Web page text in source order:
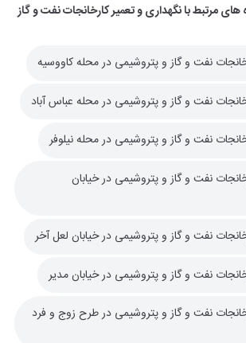
مرتبط با نگهداری و تعمیر کارخانجات نفت و گاز
نفت و گاز و پتروشیمی در محله کاووسیه
نفت و گاز و پتروشیمی در محله عباس آباد
نفت و گاز و پتروشیمی در محله نیلوفر
نفت و گاز و پتروشیمی در خیابان
نفت و گاز و پتروشیمی در خیابان لعل آخر
نفت و گاز و پتروشیمی در خیابان مدیر
نفت و گاز و پتروشیمی در طرح زوج و فرد